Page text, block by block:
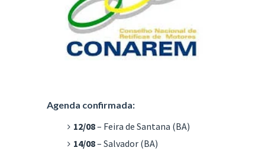
Agenda confirmada:
12/08– Feira de Santana (BA)
14/08– Salvador (BA)